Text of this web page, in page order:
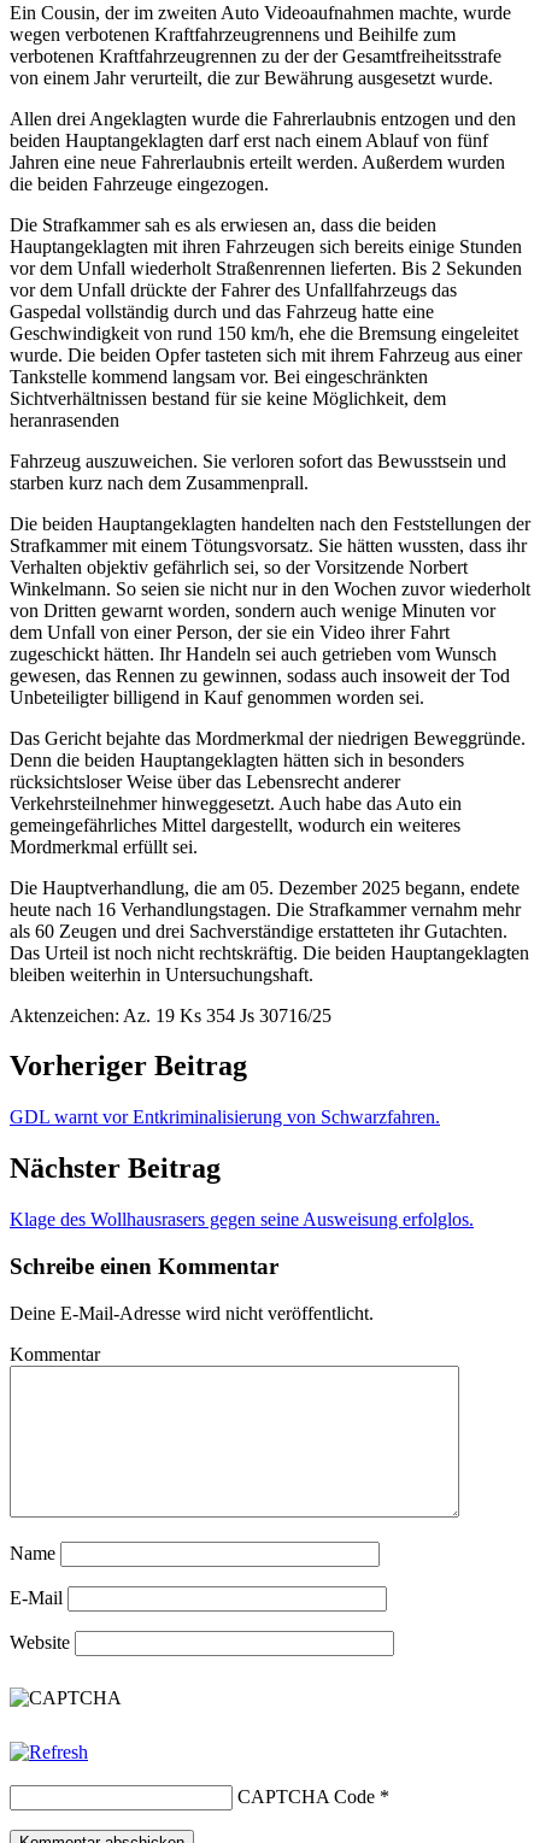
Ein Cousin, der im zweiten Auto Videoaufnahmen machte, wurde
wegen verbotenen Kraftfahrzeugrennens und Beihilfe zum
verbotenen Kraftfahrzeugrennen zu der der Gesamtfreiheitsstrafe
von einem Jahr verurteilt, die zur Bewährung ausgesetzt wurde.
Allen drei Angeklagten wurde die Fahrerlaubnis entzogen und den
beiden Hauptangeklagten darf erst nach einem Ablauf von fünf
Jahren eine neue Fahrerlaubnis erteilt werden. Außerdem wurden
die beiden Fahrzeuge eingezogen.
Die Strafkammer sah es als erwiesen an, dass die beiden
Hauptangeklagten mit ihren Fahrzeugen sich bereits einige Stunden
vor dem Unfall wiederholt Straßenrennen lieferten. Bis 2 Sekunden
vor dem Unfall drückte der Fahrer des Unfallfahrzeugs das
Gaspedal vollständig durch und das Fahrzeug hatte eine
Geschwindigkeit von rund 150 km/h, ehe die Bremsung eingeleitet
wurde. Die beiden Opfer tasteten sich mit ihrem Fahrzeug aus einer
Tankstelle kommend langsam vor. Bei eingeschränkten
Sichtverhältnissen bestand für sie keine Möglichkeit, dem
heranrasenden
Fahrzeug auszuweichen. Sie verloren sofort das Bewusstsein und
starben kurz nach dem Zusammenprall.
Die beiden Hauptangeklagten handelten nach den Feststellungen der
Strafkammer mit einem Tötungsvorsatz. Sie hätten wussten, dass ihr
Verhalten objektiv gefährlich sei, so der Vorsitzende Norbert
Winkelmann. So seien sie nicht nur in den Wochen zuvor wiederholt
von Dritten gewarnt worden, sondern auch wenige Minuten vor
dem Unfall von einer Person, der sie ein Video ihrer Fahrt
zugeschickt hätten. Ihr Handeln sei auch getrieben vom Wunsch
gewesen, das Rennen zu gewinnen, sodass auch insoweit der Tod
Unbeteiligter billigend in Kauf genommen worden sei.
Das Gericht bejahte das Mordmerkmal der niedrigen Beweggründe.
Denn die beiden Hauptangeklagten hätten sich in besonders
rücksichtsloser Weise über das Lebensrecht anderer
Verkehrsteilnehmer hinweggesetzt. Auch habe das Auto ein
gemeingefährliches Mittel dargestellt, wodurch ein weiteres
Mordmerkmal erfüllt sei.
Die Hauptverhandlung, die am 05. Dezember 2025 begann, endete
heute nach 16 Verhandlungstagen. Die Strafkammer vernahm mehr
als 60 Zeugen und drei Sachverständige erstatteten ihr Gutachten.
Das Urteil ist noch nicht rechtskräftig. Die beiden Hauptangeklagten
bleiben weiterhin in Untersuchungshaft.
Aktenzeichen: Az. 19 Ks 354 Js 30716/25
Vorheriger Beitrag
GDL warnt vor Entkriminalisierung von Schwarzfahren.
Nächster Beitrag
Klage des Wollhausrasers gegen seine Ausweisung erfolglos.
Schreibe einen Kommentar
Deine E-Mail-Adresse wird nicht veröffentlicht.
Kommentar
Name
E-Mail
Website
CAPTCHA Code *